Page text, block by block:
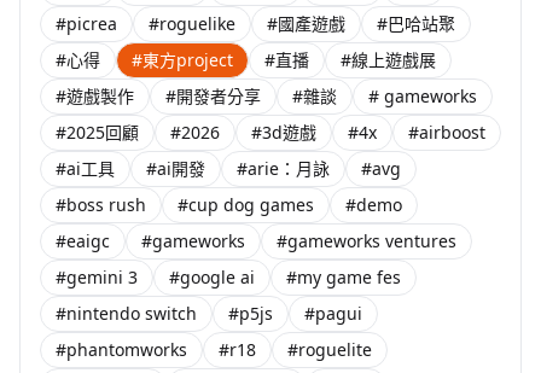
#picrea
#roguelike #國產遊戲
#巴哈站聚
#心得
#東方project #直播
#線上遊戲展
#遊戲製作
#開發者分享 #雜談
# gameworks
#2025回顧
#2026 #3d遊戲 #4x
#airboost
#ai工具
#ai開發 #arie：月詠
#avg
#boss rush
#cup dog games
#demo
#eaigc
#gameworks
#gameworks ventures
#gemini 3
#google ai
#my game fes
#nintendo switch
#p5js
#pagui
#phantomworks
#r18
#roguelite